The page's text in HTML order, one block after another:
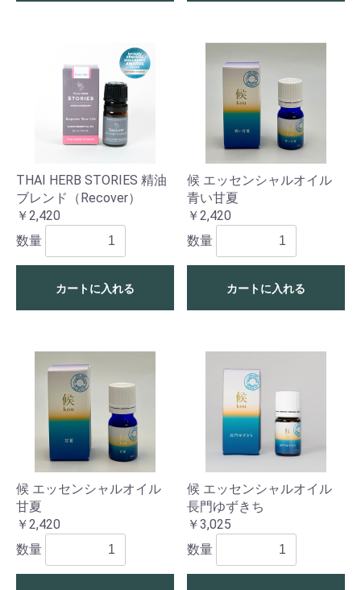
THAI HERB STORIES 精油
ブレンド（Recover）
￥2,420
数量
カートに入れる
候 エッセンシャルオイル
青い甘夏
￥2,420
数量
カートに入れる
候 エッセンシャルオイル
甘夏
￥2,420
数量
候 エッセンシャルオイル
長門ゆずきち
￥3,025
数量